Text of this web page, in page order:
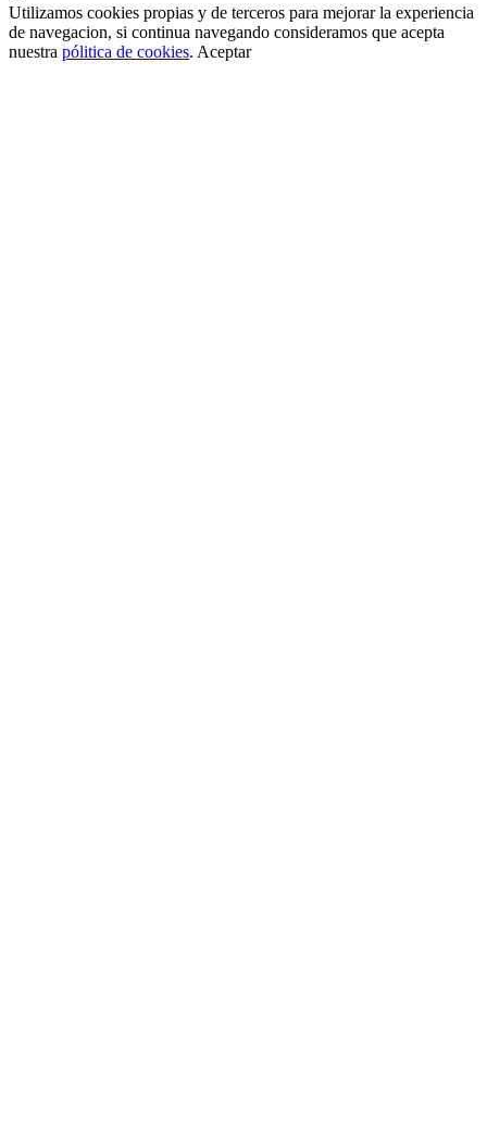
Utilizamos cookies propias y de terceros para mejorar la experiencia
de navegacion, si continua navegando consideramos que acepta
nuestra pólitica de cookies. Aceptar